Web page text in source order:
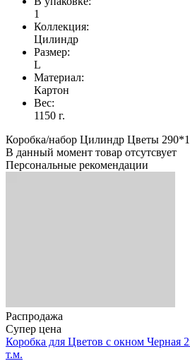
1
Коллекция:
Цилиндр
Размер:
L
Материал:
Картон
Вес:
1150 г.
Коробка/набор Цилиндр Цветы
В данный момент товар отсутсвует
Персональные рекомендации
Распродажа
Супер цена
Коробка для Цветов с окном Черная
т.м.